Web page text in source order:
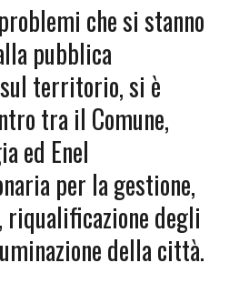
che si stanno
pubblica
territorio, si è
tra il Comune,
ed Enel
per la gestione,
riqualificazione degli
della città.